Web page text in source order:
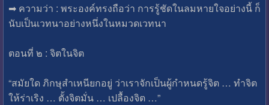
➡ ความว่า : พระองค์ทรงถือว่า การรู้ชัดในลมหายใจอย่างนี้ ก็
นับเป็นเวทนาอย่างหนึ่งในหมวดเวทนา
ตอนที่ ๒ : จิตในจิต
“สมัยใด ภิกษุสำเหนียกอยู่ ว่าเราจักเป็นผู้กำหนดรู้จิต … ทำจิต
ให้ร่าเริง … ตั้งจิตมั่น … เปลื้องจิต …”